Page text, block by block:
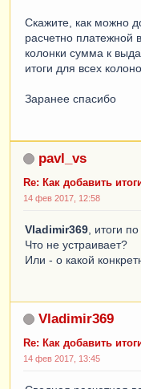
Скажите, как можно
расчетно платежной
колонки сумма к
итоги для всех
Заранее спасибо
pavl_vs
Re: Как добавить
14 фев 2017, 12:58
Vladimir369 , итоги
Что не устраивает?
Или - о какой
Vladimir369
Re: Как добавить
14 фев 2017, 13:45